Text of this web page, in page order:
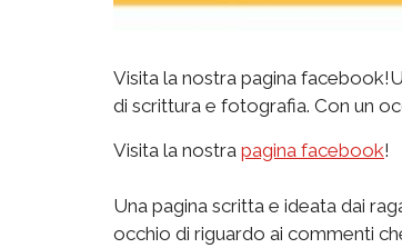
Visita la nostra pagina
di scrittura e fotografia. Con un
Visita la nostra pagina facebook!
Una pagina scritta e ideata dai
occhio di riguardo ai commenti